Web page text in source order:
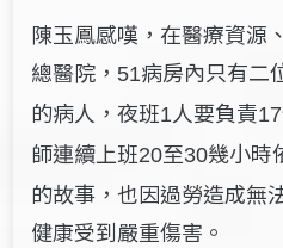
陳玉鳳感嘆，在醫療資源
總醫院， 51病房內只有二
的病人，夜班1 人要負責17
師連續上班20至30幾小時
的故事，也因過勞造成無
健康受到嚴重傷害。